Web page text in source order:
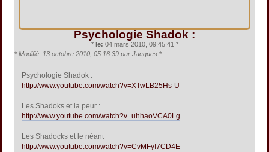
Psychologie Shadok :
* le: 04 mars 2010, 09:45:41 *
* Modifié: 13 octobre 2010, 05:16:39 par Jacques *
Psychologie Shadok :
http://www.youtube.com/watch?v=XTwLB25Hs-U
Les Shadoks et la peur :
http://www.youtube.com/watch?v=uhhaoVCA0Lg
Les Shadocks et le néant
http://www.youtube.com/watch?v=CvMFyI7CD4E